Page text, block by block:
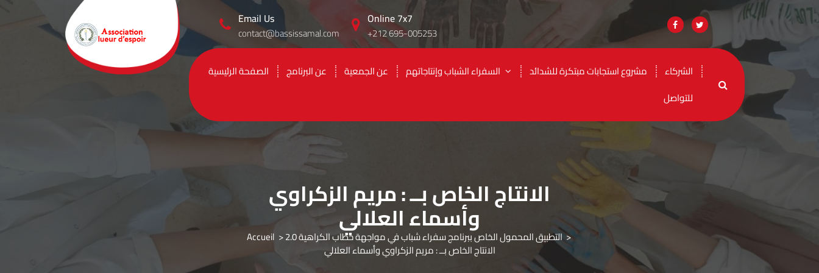
Association lueur d'espoir El
Email Us
contact@bassissamal.com
Online 7x7
+212 695-005253
الصفحة الرئيسية عن البرنامج عن الجمعية السفراء الشباب وإنتاجاتهم مشروع استجابات مبتكرة للشدائد
الشركاء
للتواصل
الانتاج الخاص بــ : مريم الزكراوي
وأسماء العلالي Accueil > التطبيق المحمول الخاص ببرنامج سفراء شباب في مواجهة خطاب الكراهية 2.0>
الانتاج الخاص بــ : مريم الزكراوي وأسماء العلالي